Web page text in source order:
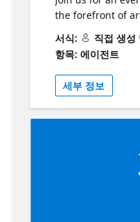
el tiempo que
ayudarte a
manera más
información
temporada de la IA
https://
Copilots/github-
the forefront of
AI's power in
Microsoft Reactor
brings together
demonstrations,
ignite your
Sessions The
from ZioNet
of AI" based on
Ignite. Tal will
deterministic
and evaluation
서식:
직접 생성
항목: 에이전트
세부 정보